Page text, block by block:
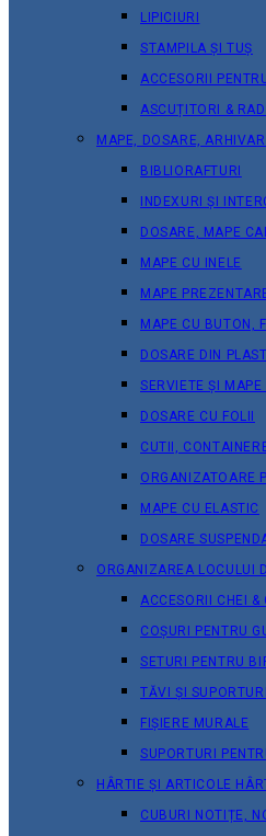
LIPICIURI
STAMPILA ȘI TUȘ
ACCESORII
ASCUȚITORI &
MAPE, DOSARE,
BIBLIORAFTURI
INDEXURI ȘI
DOSARE, MAPE
MAPE CU INELE
MAPE
MAPE CU BUTON,
DOSARE DIN
SERVIETE ȘI MAPE
DOSARE CU FOLII
CUTII,
ORGANIZATOARE
MAPE CU ELASTIC
DOSARE
ORGANIZAREA LOCULUI
ACCESORII CHEI &
COȘURI PENTRU
SETURI PENTRU
TĂVI ȘI
FIȘIERE MURALE
SUPORTURI
HÂRTIE ȘI ARTICOLE
CUBURI NOTIȚE,